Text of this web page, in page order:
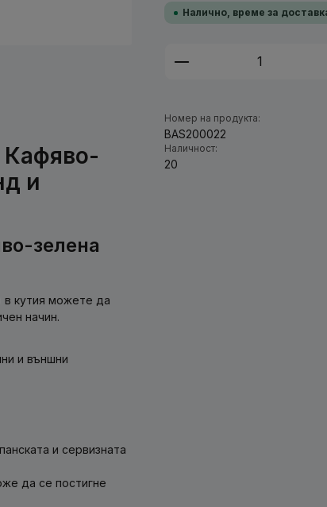
Налично, време за
Количество на
Номер на продукта:
BAS200022
Наличност:
20
Кафяво-
и
зелена
в кутия можете да
начин.
и външни
и сервизната
да се постигне